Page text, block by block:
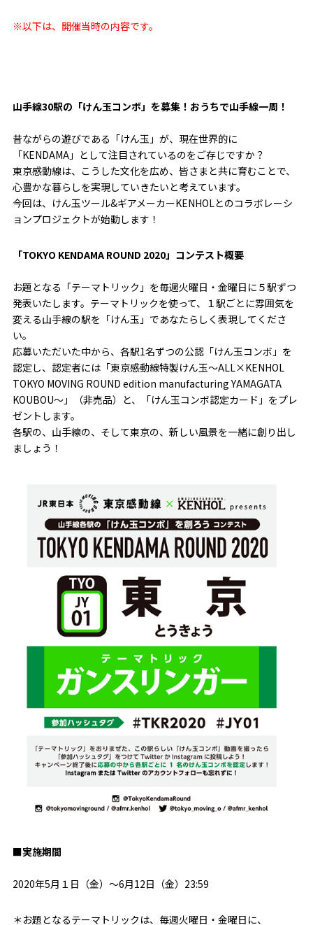
※以下は、開催当時の内容です。
山手線30駅の「けん玉コンボ」を募集！おうちで山手線一周！
昔ながらの遊びである「けん玉」が、現在世界的に
「KENDAMA」として注目されているのをご存じですか？
東京感動線は、こうした文化を広め、皆さまと共に育むことで、
心豊かな暮らしを実現していきたいと考えています。
今回は、けん玉ツール&ギアメーカーKENHOLとのコラボレーシ
ョンプロジェクトが始動します！
「TOKYO KENDAMA ROUND 2020」コンテスト概要
お題となる「テーマトリック」を毎週火曜日・金曜日に５駅ずつ
発表いたします。テーマトリックを使って、１駅ごとに雰囲気を
変える山手線の駅を「けん玉」であなたらしく表現してくださ
い。
応募いただいた中から、各駅1名ずつの公認「けん玉コンボ」を
認定し、認定者には「東京感動線特製けん玉〜ALL×KENHOL
TOKYO MOVING ROUND edition manufacturing YAMAGATA
KOUBOU〜」（非売品）と、「けん玉コンボ認定カード」をプレ
ゼントします。
各駅の、山手線の、そして東京の、新しい風景を一緒に創り出し
ましょう！
■実施期間
2020年5月１日（金）～6月12日（金）23:59
＊お題となるテーマトリックは、毎週火曜日・金曜日に、